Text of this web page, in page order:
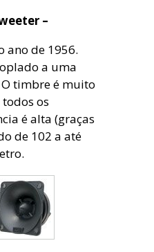
–
ano de 1956.
a uma
timbre é muito
os
é alta (graças
de 102 a até